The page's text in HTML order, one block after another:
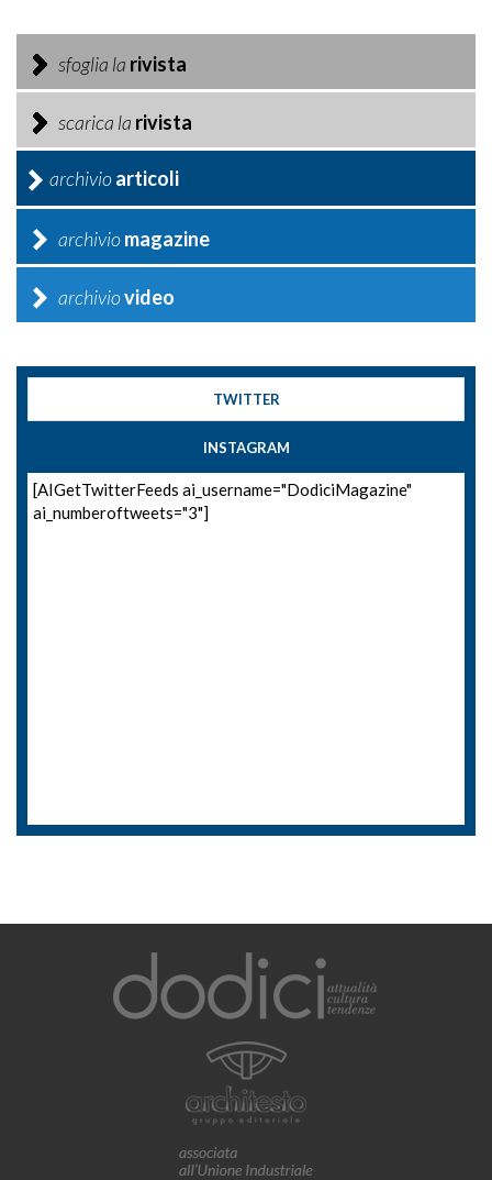
sfoglia la rivista
scarica la rivista
archivioarticoli
archiviomagazine
archiviovideo
TWITTER
INSTAGRAM
[AIGetTwitterFeeds ai_username="DodiciMagazine"
ai_numberoftweets="3"]